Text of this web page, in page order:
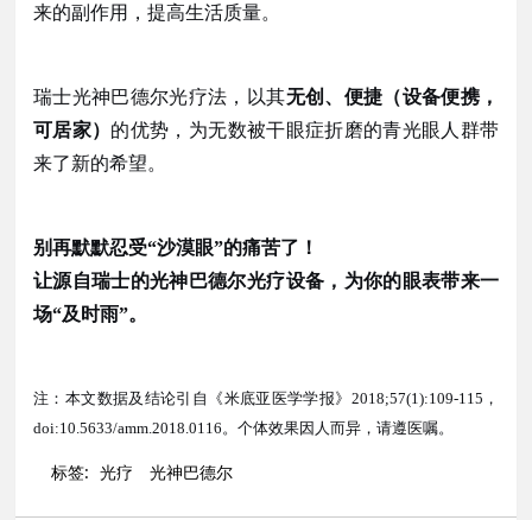
来的副作用，提高生活质量。
瑞士光神巴德尔光疗法，以其无创、便捷（设备便携，
可居家） 的优势，为无数被干眼症折磨的青光眼人群带
来了新的希望。
别再默默忍受“沙漠眼”的痛苦了！
让源自瑞士的光神巴德尔光疗设备，为你的眼表带来一
场“及时雨”。
注：本文数据及结论引自《米底亚医学学报》 2018;57(1):109-115，
doi:10.5633/amm.2018.0116。个体效果因人而异，请遵医嘱。
标签: 光疗 光神巴德尔